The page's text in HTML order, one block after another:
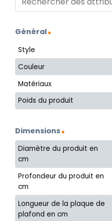
Général
Style
Couleur
Matériaux
Poids du produit
Dimensions
Diamètre du produit en
cm
Profondeur du produit en
cm
Longueur de la plaque de
plafond en cm